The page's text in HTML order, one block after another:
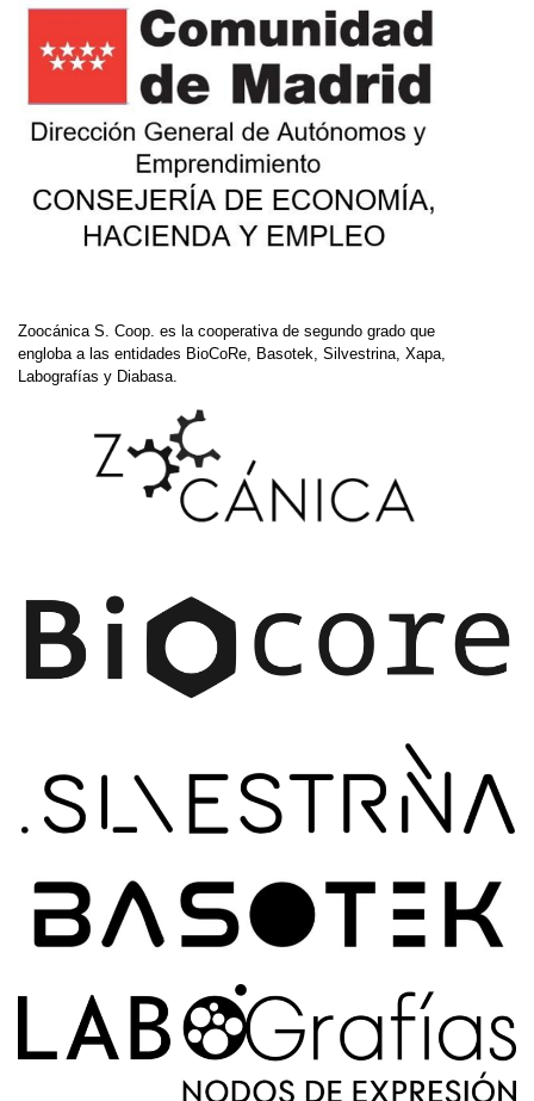
Zoocánica S. Coop. es la cooperativa de segundo grado que
engloba a las entidades BioCoRe, Basotek, Silvestrina, Xapa,
Labografías y Diabasa.